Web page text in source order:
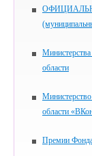
области
области
Премии